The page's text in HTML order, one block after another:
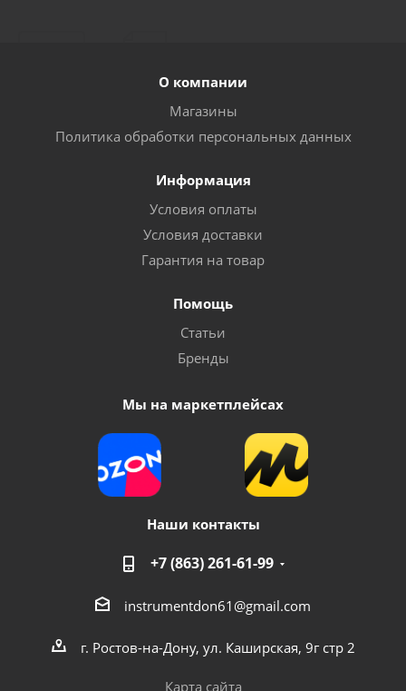
О компании
Магазины
Политика обработки персональных данных
Информация
Условия оплаты
Условия доставки
Гарантия на товар
Помощь
Статьи
Бренды
Мы на маркетплейсах
Наши контакты
+7 (863) 261-61-99
instrumentdon61@gmail.com
г. Ростов-на-Дону, ул. Каширская, 9г стр 2
Карта сайта